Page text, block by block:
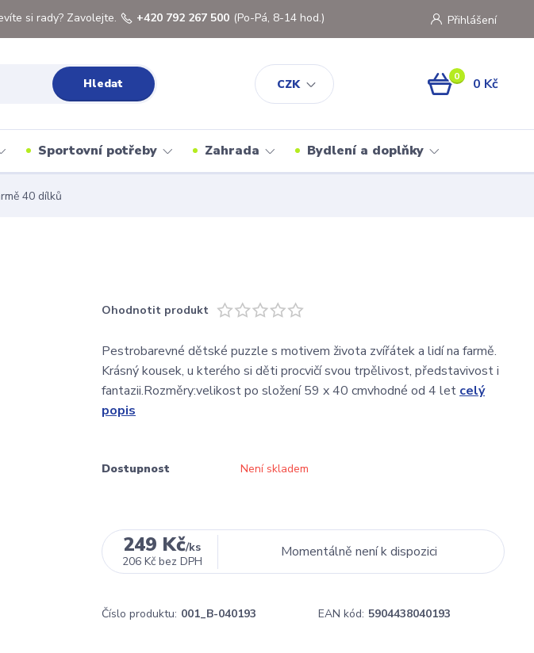
CZK
Přihlášení
Hledat
si rady? Zavolejte. +420 792 267 500 (Po-Pá, 8-14 hod.)
0 0 Kč
Sportovní potřeby Zahrada Bydlení a doplňky
40 dílků
Ohodnotit produkt
Pestrobarevné dětské puzzle s motivem života zvířátek a lidí na farmě.
Krásný kousek, u kterého si děti procvičí svou trpělivost, představivost i
fantazii.Rozměry:velikost po složení 59 x 40 cmvhodné od 4 let celý
popis
Dostupnost Není skladem
249 Kč/ks
206 Kč bez DPH
Momentálně není k dispozici
Číslo produktu: 001_B-040193 EAN kód: 5904438040193